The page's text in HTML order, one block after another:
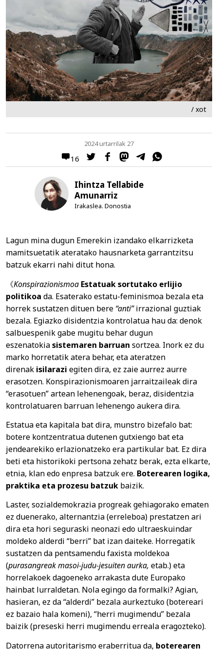
/ xot
16
2024 urtarrilak 27
Ihintza Tellabide
Amunarriz
Irakaslea. Donostia
Lagun mina dugun Emerekin izandako elkarrizketa
mamitsuetatik ateratako hausnarketa garrantzitsu
batzuk ekarri nahi ditut hona.
《Konspirazionismoa Estatuak sortutako erlijio
politikoa da. Esaterako estatu-feminismoa bezala eta
horrek sustatzen dituen bere “anti”irrazional guztiak
bezala. Egiazko disidentzia kontrolatua hau da: denok
salbuespenik gabe mugitu behar dugun
eszenatokiasistemaren barruan sortzea. Inork ez du
marko horretatik atera behar, eta ateratzen
direnak isilarazi egiten dira, ez zaie aurrez aurre
erasotzen. Konspirazionismoaren jarraitzaileak dira
“erasotuen” artean lehenengoak, beraz, disidentzia
kontrolatuaren barruan lehenengo aukera dira.
Estatua eta kapitala bat dira, munstro bizefalo bat:
botere kontzentratua dutenen gutxiengo bat eta
jendearekiko erlazionatzeko era partikular bat. Ez dira
beti eta historikoki pertsona zehatz berak, ezta elkarte,
etnia, klan edo enpresa batzuk ere. Boterearen logika,
praktika eta prozesu batzuk baizik.
Laster, sozialdemokrazia progreak gehiagorako ematen
ez duenerako, alternantzia (erreleboa) prestatzen ari
dira eta hori seguraski neonazi edo ultraeskuindar
moldeko alderdi “berri” bat izan daiteke. Horregatik
sustatzen da pentsamendu faxista moldekoa
(purasangreak masoi-judu-jesuiten aurka, etab.) eta
horrelakoek dagoeneko arrakasta dute Europako
hainbat lurraldetan. Nola egingo da formalki? Agian,
hasieran, ez da “alderdi” bezala aurkeztuko (botereari
ez bazaio hala komeni), “herri mugimendu” bezala
baizik (preseski herri mugimendu erreala eragozteko).
Datorrena autoritarismo eraberritua da, boterearen